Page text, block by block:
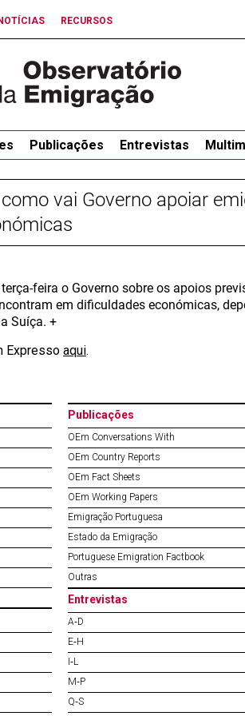
RECURSOS
Publicações Entrevistas
vai Governo apoiar
feira o Governo sobre os apoios
em dificuldades económicas,
Suíça. +
Expresso aqui.
Publicações
OEm Conversations With
OEm Country Reports
OEm Fact Sheets
OEm Working Papers
Emigração Portuguesa
Estado da Emigração
Portuguese Emigration Factbook
Outras
Entrevistas
A‐D
E‐H
I‐L
M‐P
Q‐S